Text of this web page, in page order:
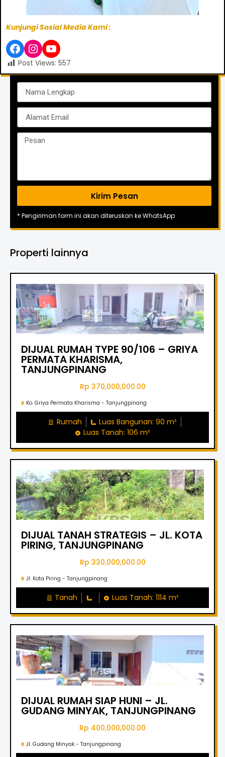
Kunjungi Sosial Media Kami :
Post Views: 557
Kirim Pesan
* Pengiriman form ini akan diteruskan ke WhatsApp
Properti lainnya
DIJUAL RUMAH TYPE 90/106 – GRIYA
PERMATA KHARISMA,
TANJUNGPINANG
Rp 370,000,000.00
Ko. Griya Permata Kharisma - Tanjungpinang
Rumah
Luas Bangunan: 90 m²
Luas Tanah: 106 m²
DIJUAL TANAH STRATEGIS – JL. KOTA
PIRING, TANJUNGPINANG
Rp 330,000,000.00
Jl. Kota Piring - Tanjungpinang
Tanah Luas Tanah: 1114 m²
DIJUAL RUMAH SIAP HUNI – JL.
GUDANG MINYAK, TANJUNGPINANG
Rp 400,000,000.00
Jl. Gudang Minyak - Tanjungpinang